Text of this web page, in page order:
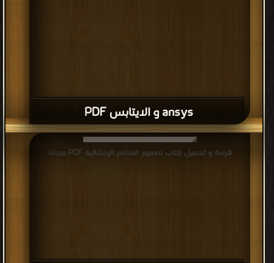
ansys و الايتابس PDF
قراءة و تحميل كتاب تصميم العناصر الإنشائية PDF مجانا